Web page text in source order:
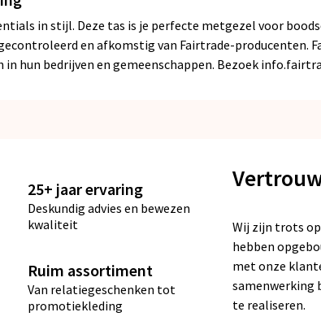
in stijl. Deze tas is je perfecte metgezel voor
en afkomstig van Fairtrade-producenten.
in hun bedrijven en gemeenschappen. Bezoek
25+ jaar ervaring
Deskundig advies en bewezen
kwaliteit
Ruim assortiment
Van relatiegeschenken tot
promotiekleding
Wij zijn trots
hebben
met onze
samenwerking
te realiseren.